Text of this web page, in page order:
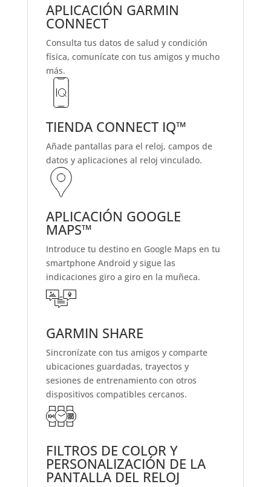
APLICACIÓN GARMIN
CONNECT
Consulta tus datos de salud y condición
física, comunícate con tus amigos y mucho
más.
TIENDA CONNECT IQ™
Añade pantallas para el reloj, campos de
datos y aplicaciones al reloj vinculado.
APLICACIÓN GOOGLE
MAPS™
Introduce tu destino en Google Maps en tu
smartphone Android y sigue las
indicaciones giro a giro en la muñeca.
GARMIN SHARE
Sincronízate con tus amigos y comparte
ubicaciones guardadas, trayectos y
sesiones de entrenamiento con otros
dispositivos compatibles cercanos.
FILTROS DE COLOR Y
PERSONALIZACIÓN DE LA
PANTALLA DEL RELOJ